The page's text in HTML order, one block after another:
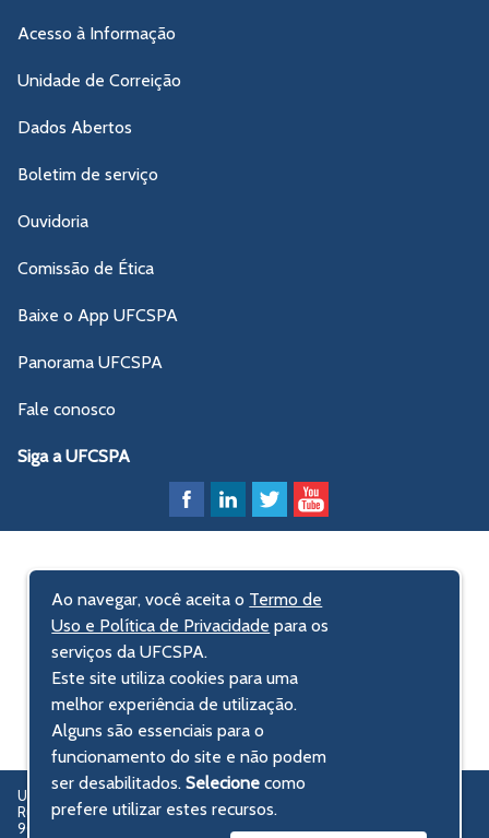
Acesso à Informação
Unidade de Correição
Dados Abertos
Boletim de serviço
Ouvidoria
Comissão de Ética
Baixe o App UFCSPA
Panorama UFCSPA
Fale conosco
Siga a UFCSPA
UFCSPA – Universidade Federal de Ciências da Saúde de Porto Alegre
Rua Sarmento Leite, 245 - Centro Histórico
90050-170 Porto Alegre, RS, Brasil
Ao navegar, você aceita o Termo de
Uso e Política de Privacidade para os
serviços da UFCSPA.
Este site utiliza cookies para uma
melhor experiência de utilização.
Alguns são essenciais para o
funcionamento do site e não podem
ser desabilitados.Selecionecomo
prefere utilizar estes recursos.